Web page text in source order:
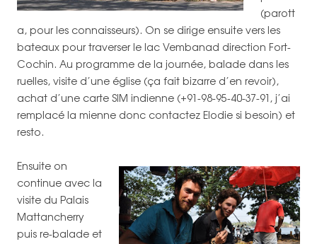
(parott
a, pour les connaisseurs). On se dirige ensuite vers les
bateaux pour traverser le lac Vembanad direction Fort-
Cochin. Au programme de la journée, balade dans les
ruelles, visite d’une église (ça fait bizarre d’en revoir),
achat d’une carte SIM indienne (+91-98-95-40-37-91, j’ai
remplacé la mienne donc contactez Elodie si besoin) et
resto.
Ensuite on
continue avec la
visite du Palais
Mattancherry
puis re-balade et